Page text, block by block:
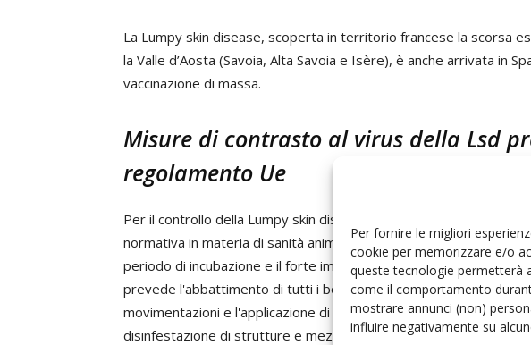
Per fornire le migliori
cookie per memorizzare e/o
queste tecnologie permetterà
come il comportamento
mostrare annunci (non)
influire negativamente su
La Lumpy skin disease, scoperta in territorio francese la scorsa
la Valle d’Aosta (Savoia, Alta Savoia e Isère), è anche arrivata in
vaccinazione di massa.
Misure di contrasto al virus della Lsd
regolamento Ue
Per il controllo della Lumpy skin disease gli Stati membri
normativa in materia di sanità animale. Considerata l'elevata
periodo di incubazione e il forte impatto sulla salute animale, il
prevede l'abbattimento di tutti i bovini presenti nell'allevamento
movimentazioni e l'applicazione di rigorose misure di
disinfestazione di strutture e mezzi di trasporto.